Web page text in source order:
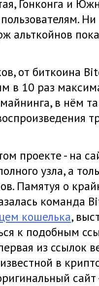
Гонконга и
альткойнов
от биткоина
в 10 раз
в нём
проекте - на
узла, а
Памятуя о
команда
кошелька,
к подобным
из ссылок
в